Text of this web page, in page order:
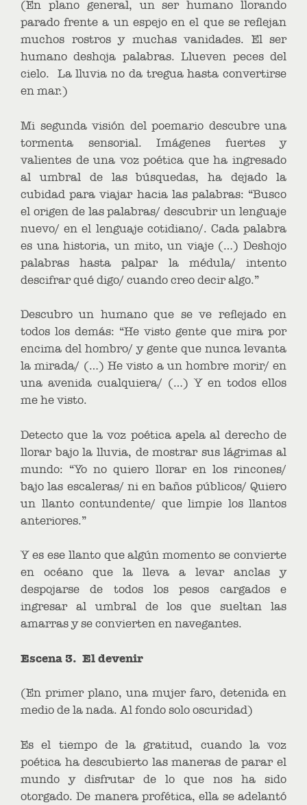
(En plano general, un ser humano llorando
parado frente a un espejo en el que se reflejan
muchos rostros y muchas vanidades. El ser
humano deshoja palabras. Llueven peces del
cielo. La lluvia no da tregua hasta convertirse
en mar.)
Mi segunda visión del poemario descubre una
tormenta sensorial. Imágenes fuertes y
valientes de una voz poética que ha ingresado
al umbral de las búsquedas, ha dejado la
cubidad para viajar hacia las palabras: “Busco
el origen de las palabras/ descubrir un lenguaje
nuevo/ en el lenguaje cotidiano/. Cada palabra
es una historia, un mito, un viaje (…) Deshojo
palabras hasta palpar la médula/ intento
descifrar qué digo/ cuando creo decir algo.”
Descubro un humano que se ve reflejado en
todos los demás: “He visto gente que mira por
encima del hombro/ y gente que nunca levanta
la mirada/ (…) He visto a un hombre morir/ en
una avenida cualquiera/ (…) Y en todos ellos
me he visto.
Detecto que la voz poética apela al derecho de
llorar bajo la lluvia, de mostrar sus lágrimas al
mundo: “Yo no quiero llorar en los rincones/
bajo las escaleras/ ni en baños públicos/ Quiero
un llanto contundente/ que limpie los llantos
anteriores.”
Y es ese llanto que algún momento se convierte
en océano que la lleva a levar anclas y
despojarse de todos los pesos cargados e
ingresar al umbral de los que sueltan las
amarras y se convierten en navegantes.
Escena 3. El devenir
(En primer plano, una mujer faro, detenida en
medio de la nada. Al fondo solo oscuridad)
Es el tiempo de la gratitud, cuando la voz
poética ha descubierto las maneras de parar el
mundo y disfrutar de lo que nos ha sido
otorgado. De manera profética, ella se adelantó